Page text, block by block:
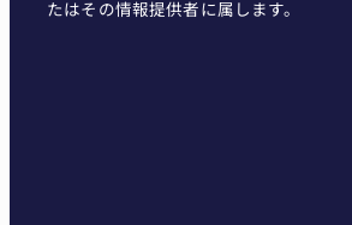
たはその情報提供者に属します。